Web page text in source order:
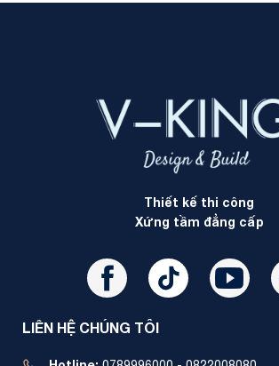
Thiết kế thi công
Xứng tầm đẳng cấp
LIÊN HỆ CHÚNG TÔI